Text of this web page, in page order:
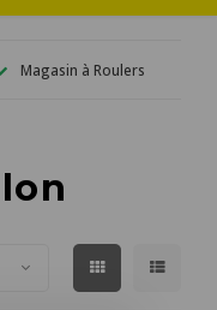
Magasin à Roulers